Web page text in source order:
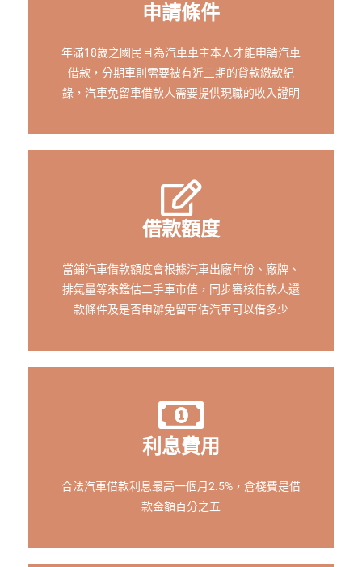
申請條件
年滿18歲之國民且為汽車車主本人才能申請汽車
借款，分期車則需要被有近三期的貸款繳款紀
錄，汽車免留車借款人需要提供現職的收入證明
借款額度
當鋪汽車借款額度會根據汽車出廠年份、廠牌、
排氣量等來鑑估二手車市值，同步審核借款人還
款條件及是否申辦免留車估汽車可以借多少
利息費用
合法汽車借款利息最高一個月2.5%，倉棧費是借
款金額百分之五